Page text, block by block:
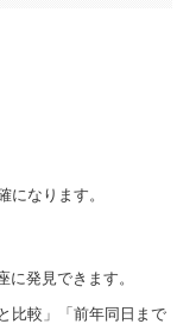
になります。
発見できます。
較」「前年同日まで